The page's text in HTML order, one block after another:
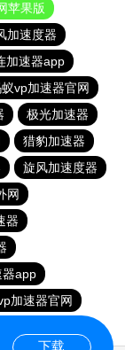
苹果版
加速度器
加速器app
vp加速器官网
极光加速器
猎豹加速器
旋风加速度器
网
器
器app
加速器官网
下载